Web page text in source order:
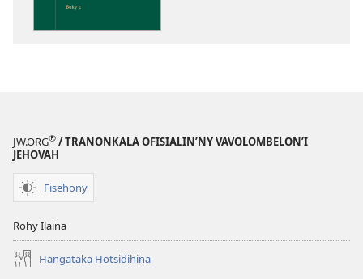
JW.ORG® / TRANONKALA OFISIALIN’NY VAVOLOMBELON’I
JEHOVAH
Fisehony
Rohy Ilaina
Hangataka Hotsidihina